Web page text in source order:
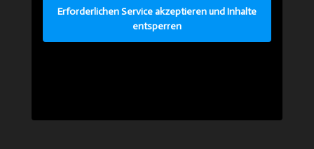
Erforderlichen Service akzeptieren und Inhalte
entsperren